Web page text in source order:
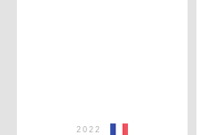
2022